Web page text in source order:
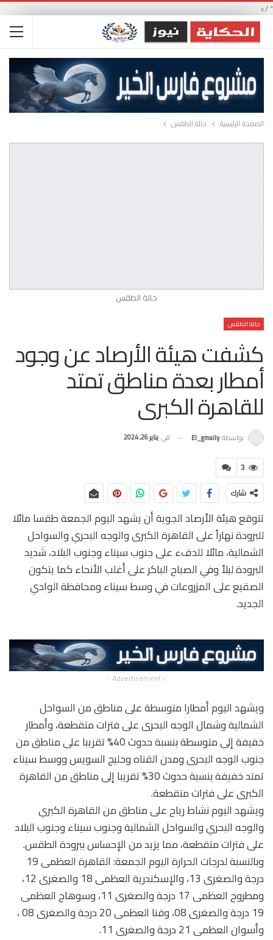
" />
الصفحة الرئيسية حالة الطقس
حالة الطقس
حالة الطقس
كشفت هيئة الأرصاد عن وجود
أمطار بعدة مناطق تمتد
للقاهرة الكبرى
بواسطة El_gmaily في يناير 26, 2024
3
شارك
تتوقع هيئة الأرصاد الجوية أن يشهد اليوم الجمعة طقسا مائلا
للبرودة نهاراً على القاهرة الكبرى والوجه البحري والسواحل
الشمالية، مائلا للدفء على جنوب سيناء وجنوب البلاد، شديد
البرودة ليلاً وفي الصباح الباكر على أغلب الأنحاء كما يتكون
الصقيع على المزروعات في وسط سيناء ومحافظة الوادي
الجديد.
- Advertisement -
ويشهد اليوم أمطارا متوسطة على مناطق من السواحل
الشمالية وشمال الوجه البحرى على فترات متقطعة، وأمطار
خفيفة إلى متوسطة بنسبة حدوث 40% تقريبا على مناطق من
جنوب الوجه البحرى ومدن القناه وخليج السويس ووسط سيناء
تمتد خفيفة بنسبة حدوث 30% تقريبا إلى مناطق من القاهرة
الكبرى على فترات متقطعة.
ويشهد اليوم نشاط رياح على مناطق من القاهرة الكبري
والوجه البحري والسواحل الشمالية وجنوب سيناء وجنوب البلاد
على فترات متقطعة، مما يزيد من الإحساس ببرودة الطقس.
وبالنسبة لدرجات الحرارة اليوم الجمعة: القاهرة العظمى 19
درجة والصغرى 13، والإسكندرية العظمى 18 والصغرى 12،
ومطروح العظمى 17 درجة والصغرى 11، وسوهاج العظمى
19 درجة والصغرى 08، وقنا العظمى 20 درجة والصغرى 08 ،
وأسوان العظمى 21 درجة والصغرى 11.